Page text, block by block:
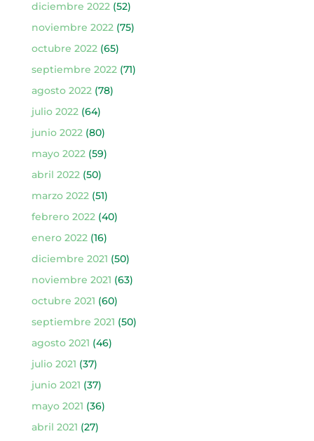
diciembre 2022(52)
noviembre 2022(75)
octubre 2022(65)
septiembre 2022(71)
agosto 2022(78)
julio 2022(64)
junio 2022(80)
mayo 2022(59)
abril 2022(50)
marzo 2022(51)
febrero 2022(40)
enero 2022(16)
diciembre 2021 (50)
noviembre 2021 (63)
octubre 2021 (60)
septiembre 2021 (50)
agosto 2021 (46)
julio 2021 (37)
junio 2021 (37)
mayo 2021 (36)
abril 2021 (27)